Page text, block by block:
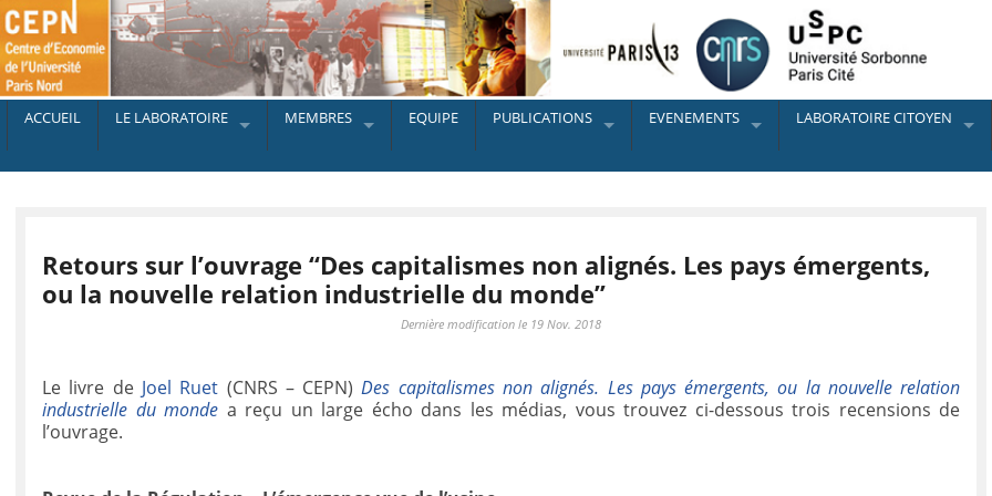
ACCUEIL LE LABORATOIRE MEMBRES EQUIPE PUBLICATIONS EVENEMENTS LABORATOIRE CITOYEN
Retours sur l’ouvrage “Des capitalismes non alignés. Les pays émergents,
ou la nouvelle relation industrielle du monde”
Dernière modification le 19 Nov. 2018
Le livre de Joel Ruet (CNRS – CEPN)Des capitalismes non alignés. Les pays émergents, ou la nouvelle relation
industrielle du monde a reçu un large écho dans les médias, vous trouvez ci-dessous trois recensions de
l’ouvrage.